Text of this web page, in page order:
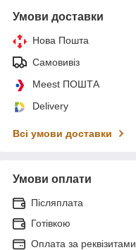
Умови доставки
Нова Пошта
Самовивіз
Meest ПОШТА
Delivery
Всі умови доставки
Умови оплати
Післяплата
Готівкою
Оплата за реквізитами